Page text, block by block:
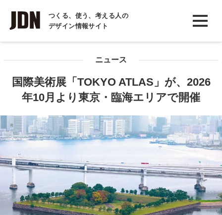
つくる、使う、考える人の
デザイン情報サイト
INTERVIEW
インタビュー
COLUMN
ニュース
国際美術展「TOKYO ATLAS」が、2026
年10月より東京・臨海エリアで開催